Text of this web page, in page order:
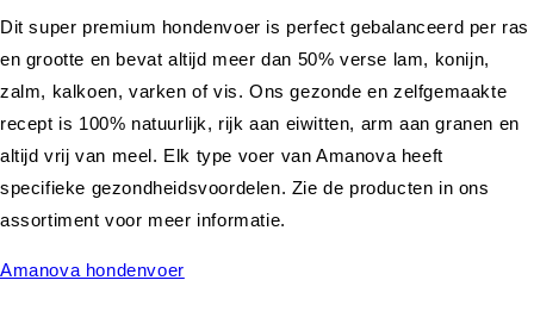
Dit super premium hondenvoer is perfect gebalanceerd per ras
en grootte en bevat altijd meer dan 50% verse lam, konijn,
zalm, kalkoen, varken of vis. Ons gezonde en zelfgemaakte
recept is 100% natuurlijk, rijk aan eiwitten, arm aan granen en
altijd vrij van meel. Elk type voer van Amanova heeft
specifieke gezondheidsvoordelen. Zie de producten in ons
assortiment voor meer informatie.
Amanova hondenvoer